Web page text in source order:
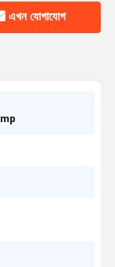
এখন যোগাযোগ